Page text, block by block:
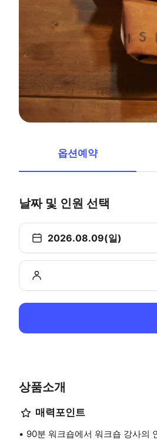
옵션예약
날짜 및 인원 선택
2026.08.09(일)
상품소개
매력포인트
90분 워크숍에서 워크숍 강사의